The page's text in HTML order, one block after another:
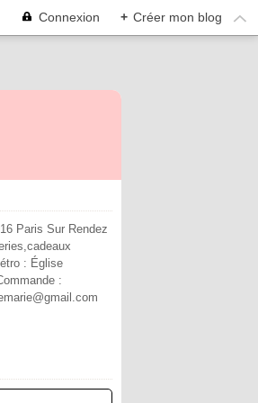
Connexion + Créer mon blog
Paris Sur Rendez
: Église
: